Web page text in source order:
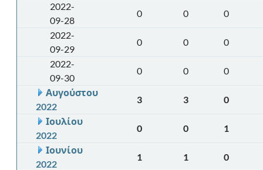
2022-
09-28
0 0
0
2022-
09-29
0 0
0
2022-
09-30
0 0
0
Αυγούστου
2022
3 3
0
Ιουλίου
2022
0 0
1
Ιουνίου
2022
1 1 0